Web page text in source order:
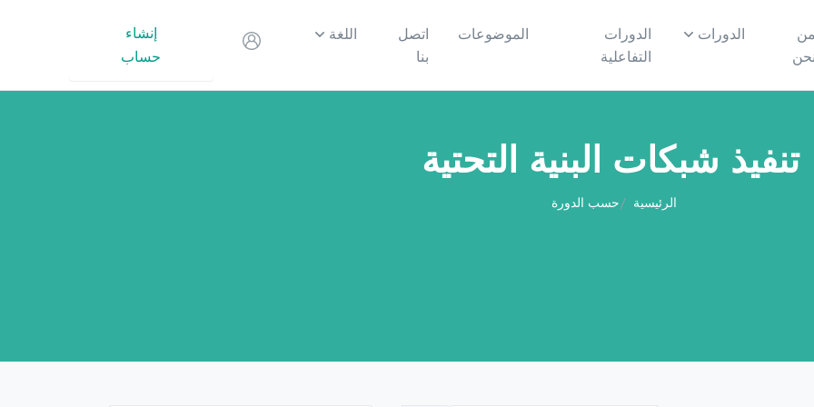
من
نحن
الدورات
الدورات
التفاعلية
الموضوعات
اتصل
بنا
اللغة
إنشاء
حساب
تنفيذ شبكات البنية التحتية
الرئيسية حسب الدورة